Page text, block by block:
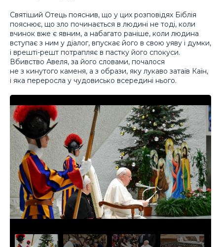
Святіший Отець пояснив, що у цих розповідях Біблія
пояснює, що зло починається в людині не тоді, коли
вчинок вже є явним, а набагато раніше, коли людина
вступає з ним у діалог, впускає його в свою уяву і думки,
і врешті-решт потрапляє в пастку його спокуси.
Вбивство Авеля, за його словами, почалося
не з кинутого каменя, а з образи, яку лукаво затаїв Каїн,
і яка переросла у чудовисько всередині нього.